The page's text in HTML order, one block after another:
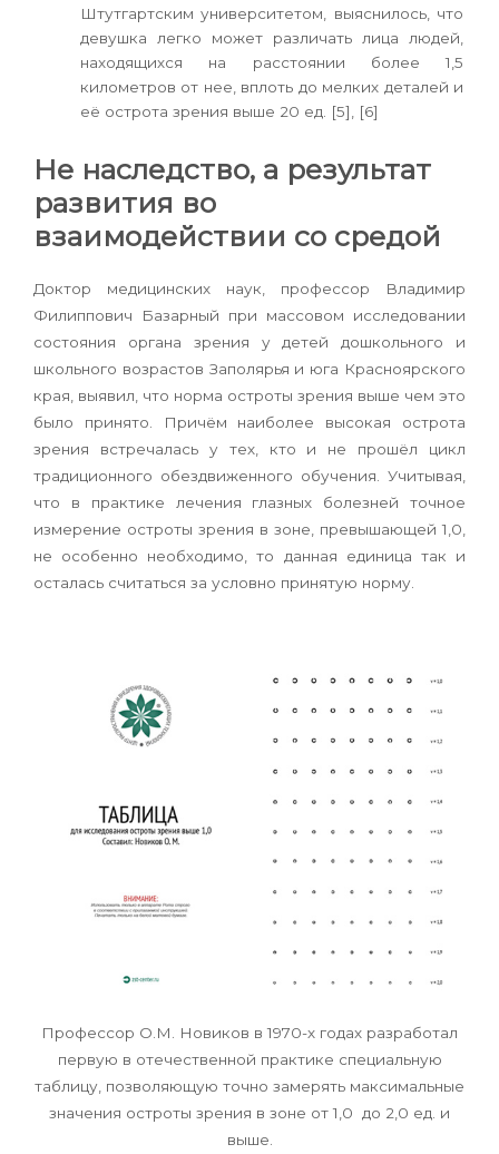
Штутгартским университетом, выяснилось, что
девушка легко может различать лица людей,
находящихся на расстоянии более 1,5
километров от нее, вплоть до мелких деталей и
её острота зрения выше 20 ед. [5], [6]
Не наследство, а результат
развития во
взаимодействии со средой
Доктор медицинских наук, профессор Владимир
Филиппович Базарный при массовом исследовании
состояния органа зрения у детей дошкольного и
школьного возрастов Заполярья и юга Красноярского
края, выявил, что норма остроты зрения выше чем это
было принято. Причём наиболее высокая острота
зрения встречалась у тех, кто и не прошёл цикл
традиционного обездвиженного обучения. Учитывая,
что в практике лечения глазных болезней точное
измерение остроты зрения в зоне, превышающей 1,0,
не особенно необходимо, то данная единица так и
осталась считаться за условно принятую норму.
Профессор О.М. Новиков в 1970-х годах разработал
первую в отечественной практике специальную
таблицу, позволяющую точно замерять максимальные
значения остроты зрения в зоне от 1,0 до 2,0 ед. и
выше.